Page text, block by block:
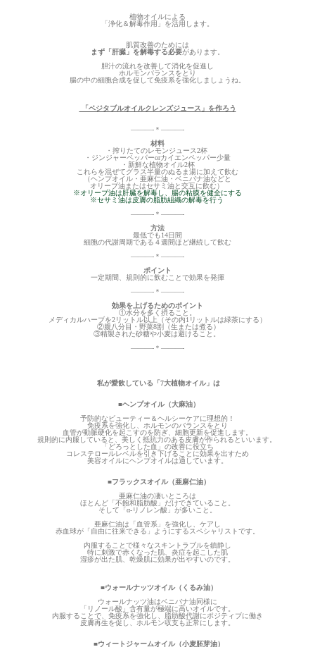
植物オイルによる
「浄化＆解毒作用」を活用します。
肌質改善のためには
まず「肝臓」を解毒する必要があります。
胆汁の流れを改善して消化を促進し
ホルモンバランスをとり
腸の中の細胞合成を促して免疫系を強化しましょうね。
「ベジタブルオイルクレンズジュース」を作ろう
———-＊———-
材料
・搾りたてのレモンジュース2杯
・ジンジャーペッパーorカイエンペッパー少量
・新鮮な植物オイル2杯
これらを混ぜてグラス半量のぬるま湯に加えて飲む
（ヘンプオイル・亜麻仁油・ベニバナ油などと
オリーブ油またはセサミ油と交互に飲む）
※オリーブ油は肝臓を解毒し、腸の粘膜を健全にする
※セサミ油は皮膚の脂肪組織の解毒を行う
———-＊———-
方法
最低でも14日間
細胞の代謝周期である４週間ほど継続して飲む
———-＊———-
ポイント
一定期間、規則的に飲むことで効果を発揮
———-＊———-
効果を上げるためのポイント
①水分を多く摂ること。
メディカルハーブを2リットル以上（その内1リットルは緑茶にする）
②腹八分目・野菜8割（生または煮る）
③精製された砂糖や小麦は避けること。
———-＊———-
私が愛飲している「7大植物オイル」は
■ヘンプオイル（大麻油）
予防的なビューティー＆ヘルシーケアに理想的！
免疫系を強化し、ホルモンのバランスをとり
血管が動脈硬化を起こすのを防ぎ、細胞更新を促進します。
規則的に内服していると、美しく抵抗力のある皮膚が作られるといいます。
「どろっとした血」の改善に役立ち
コレステロールレベルを引き下げることに効果を出すため
美容オイルにヘンプオイルは適しています。
■フラックスオイル（亜麻仁油）
亜麻仁油の凄いところは
ほとんど「不飽和脂肪酸」だけできていること。
そして「α-リノレン酸」が多いこと。
亜麻仁油は「血管系」を強化し、ケアし
赤血球が「自由に往来できる」ようにするスペシャリストです。
内服することで様々なスキントラブルを鎮静し
特に刺激で赤くなった肌、炎症を起こした肌
湿疹が出た肌、乾燥肌に効果が出やすいのです。
■ウォールナッツオイル（くるみ油）
ウォールナッツ油はベニバナ油同様に
「リノール酸」含有量が極端に高いオイルです。
内服することで、免疫系を強化し、脂肪酸代謝にポジティブに働き
皮膚再生を促し、ホルモン収支も正常にします。
■ウィートジャームオイル（小麦胚芽油）